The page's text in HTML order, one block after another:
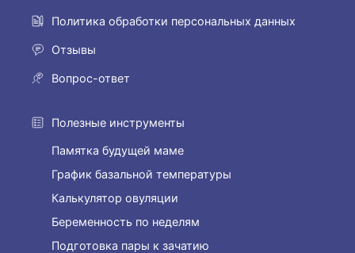
Политика обработки персональных данных
Отзывы
Вопрос-ответ
Полезные инструменты
Памятка будущей маме
График базальной температуры
Калькулятор овуляции
Беременность по неделям
Подготовка пары к зачатию